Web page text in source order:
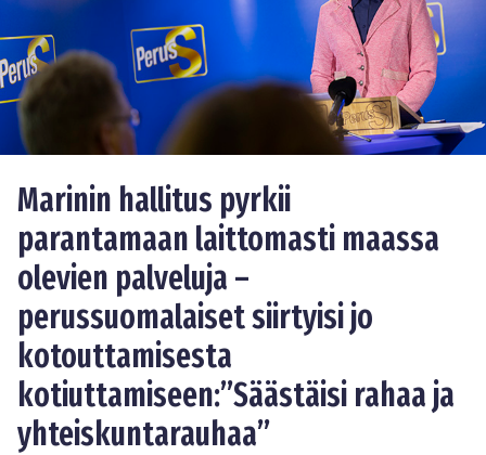
Marinin hallitus pyrkii
parantamaan laittomasti maassa
olevien palveluja –
perussuomalaiset siirtyisi jo
kotouttamisesta
kotiuttamiseen:”Säästäisi rahaa ja
yhteiskuntarauhaa”